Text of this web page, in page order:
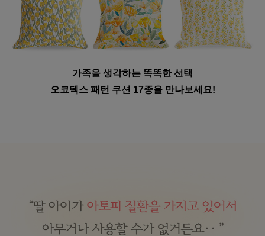
가족을 생각하는 똑똑한 선택
오코텍스 패턴 쿠션 17종을 만나보세요!